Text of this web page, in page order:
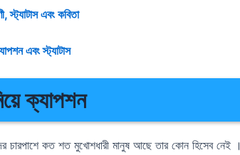
স্ট্যাটাস এবং কবিতা
এবং স্ট্যাটাস
ক্যাপশন
চারপাশে কত শত মুখোশধারী মানুষ আছে তার কোন হিসেব